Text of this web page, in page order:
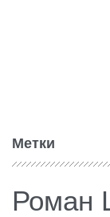
Метки
Роман